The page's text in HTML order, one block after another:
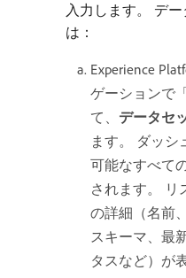
入力します。 デ
は：
Experience
ゲーションで
て、 データセ
ます。 ダッシ
可能なすべて
されます。 リ
の詳細（名前
スキーマ、最
タスなど）が